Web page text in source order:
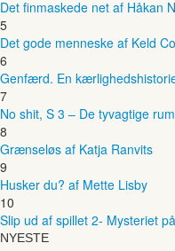
Det finmaskede net af Håkan
5
Det gode menneske af Keld
6
Genfærd. En
7
No shit, S 3 – De tyvagtige
8
Grænseløs af Katja Ranvits
9
Husker du? af Mette Lisby
10
Slip ud af spillet 2- Mysteriet
NYESTE